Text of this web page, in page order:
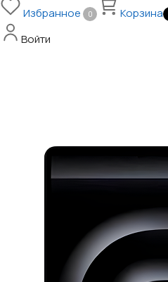
Избранное 0 Корзина
Войти